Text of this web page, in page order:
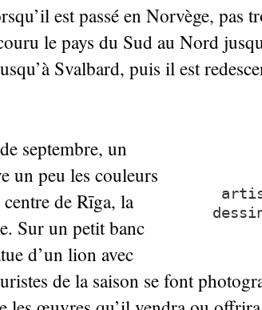
est passé en Norvège, pas
le pays du Sud au Nord
Svalbard, puis il est
septembre, un
un peu les couleurs
de Rīga, la
Sur un petit banc
d’un lion avec
de la saison se font